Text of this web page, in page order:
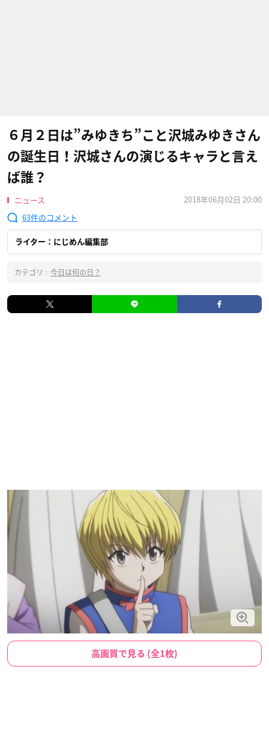
６月２日は”みゆきち”こと沢城みゆきさん
の誕生日！沢城さんの演じるキャラと言え
ば誰？
ニュース
2018年06月02日 20:00
63
ライター：にじめん編集部
カテゴリ : 今日は何の日？
高画質で見る (全1枚)